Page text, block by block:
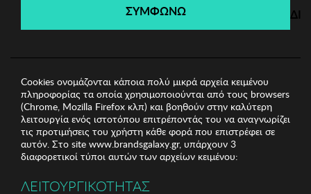
ΣΥΜΦΩΝΩ
Cookies ονομάζονται κάποια πολύ μικρά αρχεία κειμένου
πληροφορίας τα οποία χρησιμοποιούνται από τους browsers
(Chrome, Mozilla Firefox κλπ) και βοηθούν στην καλύτερη
λειτουργία ενός ιστοτόπου επιτρέποντάς του να αναγνωρίζει
τις προτιμήσεις του χρήστη κάθε φορά που επιστρέφει σε
αυτόν. Στο site www.brandsgalaxy.gr, υπάρχουν 3
διαφορετικοί τύποι αυτών των αρχείων κειμένου:
ΛΕΙΤΟΥΡΓΙΚΟΤΗΤΑΣ